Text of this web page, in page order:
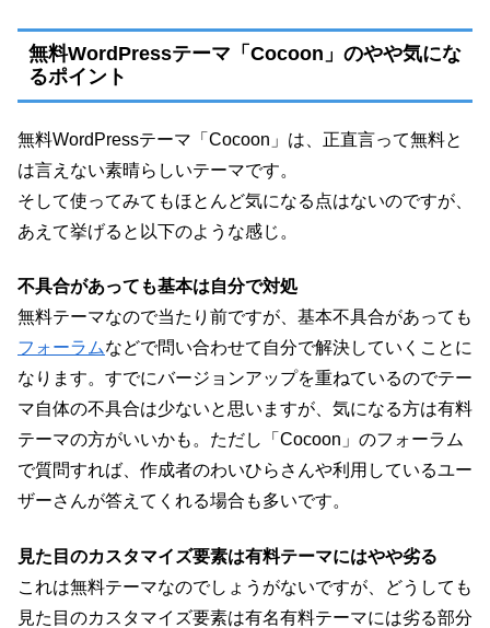
無料WordPressテーマ「Cocoon」のやや気にな
るポイント
無料WordPressテーマ「Cocoon」は、正直言って無料と
は言えない素晴らしいテーマです。
そして使ってみてもほとんど気になる点はないのですが、
あえて挙げると以下のような感じ。
不具合があっても基本は自分で対処
無料テーマなので当たり前ですが、基本不具合があっても
フォーラムなどで問い合わせて自分で解決していくことに
なります。すでにバージョンアップを重ねているのでテー
マ自体の不具合は少ないと思いますが、気になる方は有料
テーマの方がいいかも。ただし「Cocoon」のフォーラム
で質問すれば、作成者のわいひらさんや利用しているユー
ザーさんが答えてくれる場合も多いです。
見た目のカスタマイズ要素は有料テーマにはやや劣る
これは無料テーマなのでしょうがないですが、どうしても
見た目のカスタマイズ要素は有名有料テーマには劣る部分